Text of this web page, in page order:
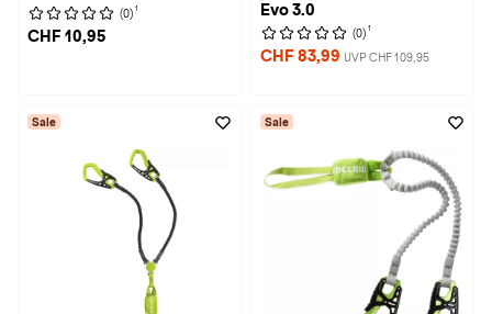
(0) 1
CHF 10,95
Evo 3.0
(0) 1
CHF 83,99 UVP CHF 109,95
Sale Sale